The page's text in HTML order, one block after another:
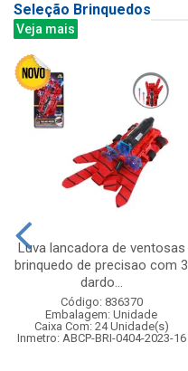
Seleção Brinquedos
Veja mais
Luva lancadora de ventosas
brinquedo de precisao com 3
dardo...
Código: 836370
Embalagem: Unidade
Caixa Com: 24 Unidade(s)
Inmetro: ABCP-BRI-0404-2023-16